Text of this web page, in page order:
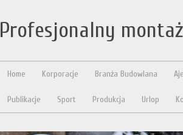
Profesjonalny
Home Korporacje Branża Budowlana
Publikacje Sport Produkcja Urlop